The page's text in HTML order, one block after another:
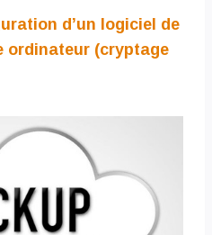
d’un logiciel de
ordinateur (cryptage